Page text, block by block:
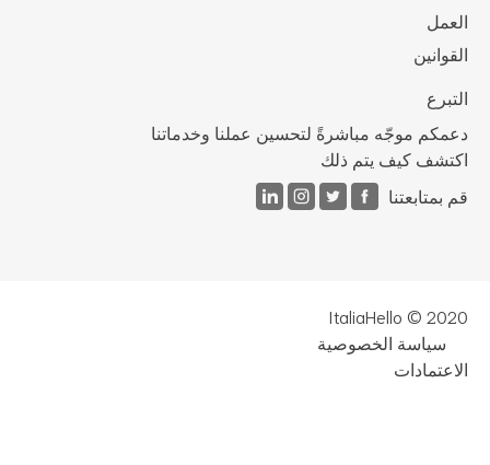
موجّه مباشرةً لتحسين عملنا وخدماتنا
كيف يتم ذلك
بمتابعتنا
ItaliaHello ©
سياسة الخصوصية